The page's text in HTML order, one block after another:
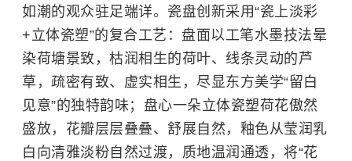
如潮的观众驻足端详。瓷盘创新采用“瓷上淡彩
+立体瓷塑”的复合工艺：盘面以工笔水墨技法晕
染荷塘景致，枯润相生的荷叶、线条灵动的芦
草，疏密有致、虚实相生，尽显东方美学“留白
见意”的独特韵味；盘心一朵立体瓷塑荷花傲然
盛放，花瓣层层叠叠、舒展自然，釉色从莹润乳
白向清雅淡粉自然过渡，质地温润通透，将“花